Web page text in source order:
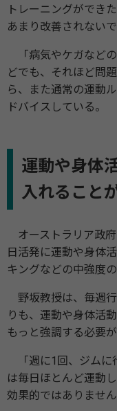
トレーニングができ
あまり改善されない
「病気やケガなど
どでも、それほど問
ら、また通常の運動
ドバイスしている。
運動や身体
入れること
オーストラリア政
日活発に運動や身体
キングなどの中強度
野坂教授は、毎週
りも、運動や身体活
もっと強調する必要
「週に1回、ジムに
は毎日ほとんど運動
効果的ではありません